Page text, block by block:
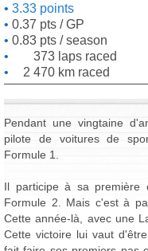
3.33 points
0.37 pts / GP
0.83 pts / season
373 laps raced
2 470 km raced
Pendant une vingtaine
pilote de voitures de
Formule 1.
Il participe à sa première
Formule 2. Mais c'est à
Cette année-là, avec une
Cette victoire lui vaut